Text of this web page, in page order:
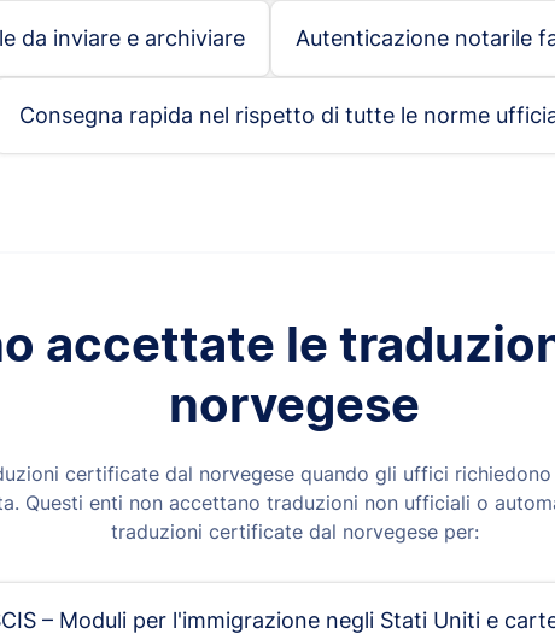
da inviare e archiviare Autenticazione notarile
Consegna rapida nel rispetto di tutte le norme
accettate le
norvegese
certificate dal norvegese quando gli uffici
Questi enti non accettano traduzioni non ufficiali o
traduzioni certificate dal norvegese per:
– Moduli per l'immigrazione negli Stati Uniti e